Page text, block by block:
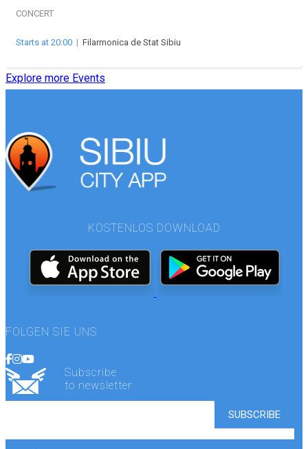
CONCERT
Starts at 20:00 | Filarmonica de Stat Sibiu
Explore more Events
KOSTENLOS DOWNLOAD
FOLGEN SIE UNS
Subscribe
to newsletter